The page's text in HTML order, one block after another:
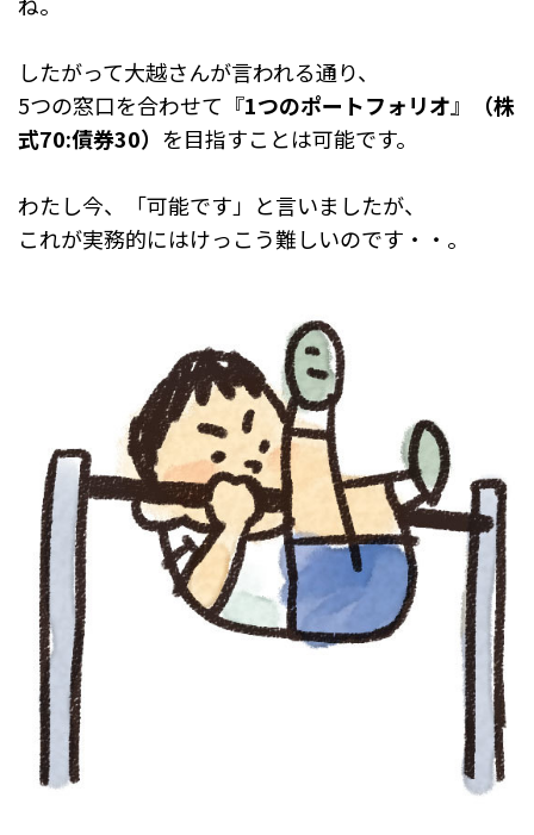
したがって大越さんが言われる通り、
5つの窓口を合わせて『1つのポートフォリオ』
（株
式70:債券30） を目指すことは可能です。
わたし今、「可能です」と言いましたが、
これが実務的にはけっこう難しいのです・・。